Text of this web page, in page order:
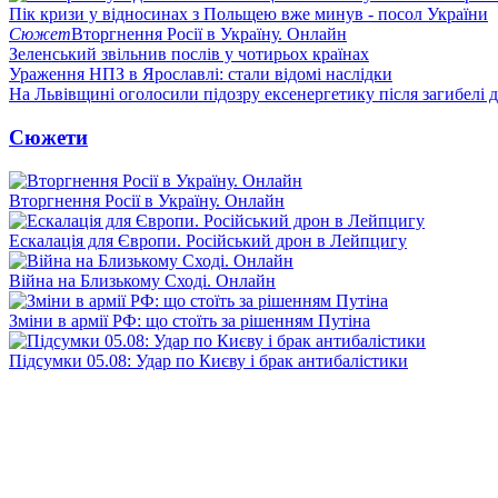
Пік кризи у відносинах з Польщею вже минув - посол України
СюжетВторгнення Росії в Україну. Онлайн
Зеленський звільнив послів у чотирьох країнах
Ураження НПЗ в Ярославлі: стали відомі наслідки
На Львівщині оголосили підозру ексенергетику після загибелі
Сюжети
Вторгнення Росії в Україну. Онлайн
Ескалація для Європи. Російський дрон в Лейпцигу
Війна на Близькому Сході. Онлайн
Зміни в армії РФ: що стоїть за рішенням Путіна
Підсумки 05.08: Удар по Києву і брак антибалістики